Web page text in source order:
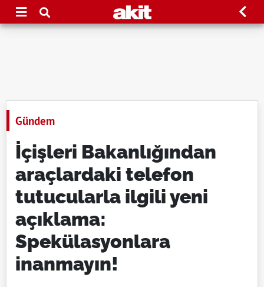
Gündem
İçişleri Bakanlığından
araçlardaki telefon
tutucularla ilgili yeni
açıklama:
Spekülasyonlara
inanmayın!